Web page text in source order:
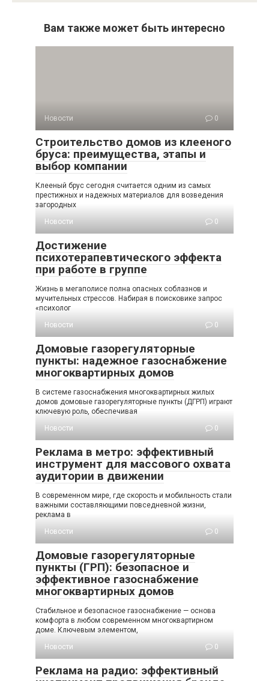
Вам также может быть интересно
Новости 0
Строительство домов из клееного
бруса: преимущества, этапы и
выбор компании
Клееный брус сегодня считается одним из самых
престижных и надежных материалов для возведения
загородных
Новости
0
Достижение
психотерапевтического эффекта
при работе в группе
Жизнь в мегаполисе полна опасных соблазнов и
мучительных стрессов. Набирая в поисковике запрос
«психолог
Новости
0
Домовые газорегуляторные
пункты: надежное газоснабжение
многоквартирных домов
В системе газоснабжения многоквартирных жилых
домов домовые газорегуляторные пункты (ДГРП) играют
ключевую роль, обеспечивая
Новости
0
Реклама в метро: эффективный
инструмент для массового охвата
аудитории в движении
В современном мире, где скорость и мобильность стали
важными составляющими повседневной жизни,
реклама в
Новости
0
Домовые газорегуляторные
пункты (ГРП): безопасное и
эффективное газоснабжение
многоквартирных домов
Стабильное и безопасное газоснабжение — основа
комфорта в любом современном многоквартирном
доме. Ключевым элементом,
Новости
0
Реклама на радио: эффективный